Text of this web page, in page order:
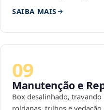
SAIBA MAIS
09
Manutenção e
Box desalinhado,